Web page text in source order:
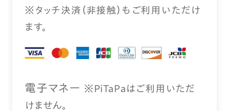
※タッチ決済（⾮接触）もご利⽤いただけ
ます。
電⼦マネー ※PiTaPaはご利⽤いただ
けません。